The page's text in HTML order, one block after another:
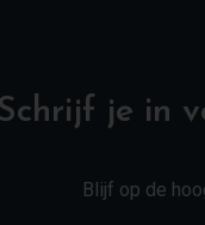
je in
Blijf op de